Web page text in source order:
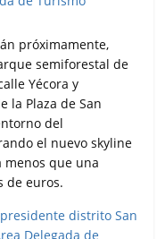
próximamente,
semiforestal de
Yécora y
la Plaza de San
del
el nuevo skyline
menos que una
de euros.